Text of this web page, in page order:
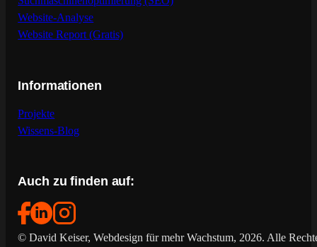
Website-Analyse
Website Report (Gratis)
Informationen
Projekte
Wissens-Blog
Auch zu finden auf:
© David Keiser, Webdesign für mehr Wachstum, 2026. Alle